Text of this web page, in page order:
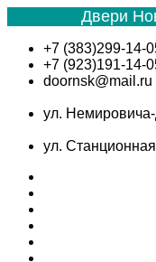
Двери
Skip
content
+7 (383)299-14-
+7 (923)191-14-
doornsk@mail.ru
ул.
ул.